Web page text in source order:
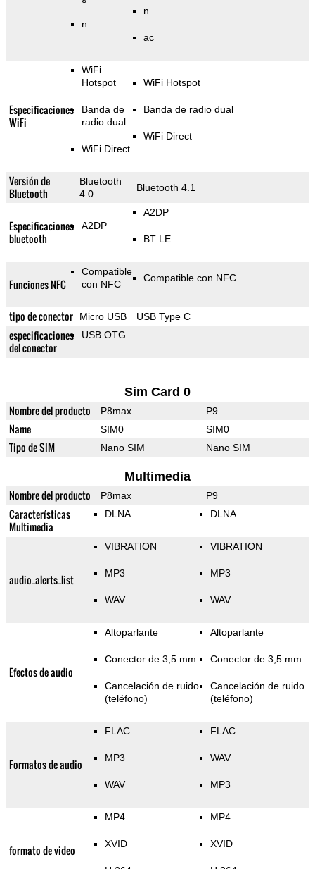
n
n
ac
Especificaciones
WiFi
WiFi
Hotspot
Banda de
radio dual
WiFi Direct
WiFi Hotspot
Banda de radio dual
WiFi Direct
Versión de
Bluetooth
Bluetooth
4.0
Bluetooth 4.1
Especificaciones
bluetooth
A2DP
A2DP
BT LE
Funciones NFC
Compatible
con NFC
Compatible con NFC
tipo de conector Micro USB USB Type C
especificaciones
del conector
USB OTG
Sim Card 0
Nombre del producto P8max P9
Name SIM0 SIM0
Tipo de SIM Nano SIM Nano SIM
Multimedia
Nombre del producto P8max P9
Características
Multimedia
DLNA DLNA
audio_alerts_list
VIBRATION
MP3
WAV
VIBRATION
MP3
WAV
Efectos de audio
Altoparlante
Conector de 3,5 mm
Cancelación de ruido
(teléfono)
Altoparlante
Conector de 3,5 mm
Cancelación de ruido
(teléfono)
Formatos de audio
FLAC
MP3
WAV
FLAC
WAV
MP3
formato de video
MP4
XVID
MP4
XVID